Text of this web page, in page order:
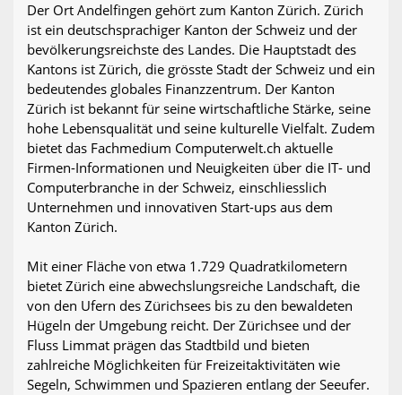
Der Ort Andelfingen gehört zum Kanton Zürich. Zürich
ist ein deutschsprachiger Kanton der Schweiz und der
bevölkerungsreichste des Landes. Die Hauptstadt des
Kantons ist Zürich, die grösste Stadt der Schweiz und ein
bedeutendes globales Finanzzentrum. Der Kanton
Zürich ist bekannt für seine wirtschaftliche Stärke, seine
hohe Lebensqualität und seine kulturelle Vielfalt. Zudem
bietet das Fachmedium Computerwelt.ch aktuelle
Firmen-Informationen und Neuigkeiten über die IT- und
Computerbranche in der Schweiz, einschliesslich
Unternehmen und innovativen Start-ups aus dem
Kanton Zürich.
Mit einer Fläche von etwa 1.729 Quadratkilometern
bietet Zürich eine abwechslungsreiche Landschaft, die
von den Ufern des Zürichsees bis zu den bewaldeten
Hügeln der Umgebung reicht. Der Zürichsee und der
Fluss Limmat prägen das Stadtbild und bieten
zahlreiche Möglichkeiten für Freizeitaktivitäten wie
Segeln, Schwimmen und Spazieren entlang der Seeufer.